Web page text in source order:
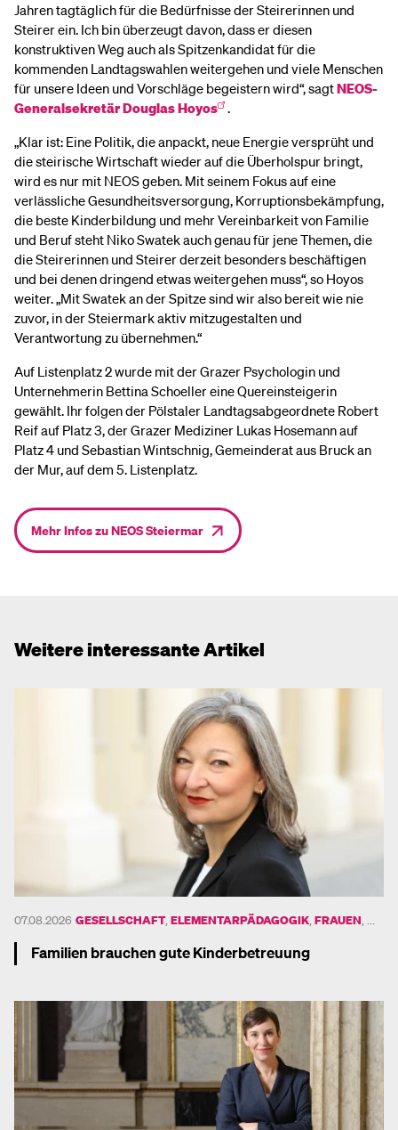
Jahren tagtäglich für die Bedürfnisse der Steirerinnen und
Steirer ein. Ich bin überzeugt davon, dass er diesen
konstruktiven Weg auch als Spitzenkandidat für die
kommenden Landtagswahlen weitergehen und viele Menschen
für unsere Ideen und Vorschläge begeistern wird“, sagtNEOS-
Generalsekretär Douglas Hoyos .
„Klar ist: Eine Politik, die anpackt, neue Energie versprüht und
die steirische Wirtschaft wieder auf die Überholspur bringt,
wird es nur mit NEOS geben. Mit seinem Fokus auf eine
verlässliche Gesundheitsversorgung, Korruptionsbekämpfung,
die beste Kinderbildung und mehr Vereinbarkeit von Familie
und Beruf steht Niko Swatek auch genau für jene Themen, die
die Steirerinnen und Steirer derzeit besonders beschäftigen
und bei denen dringend etwas weitergehen muss“, so Hoyos
weiter. „Mit Swatek an der Spitze sind wir also bereit wie nie
zuvor, in der Steiermark aktiv mitzugestalten und
Verantwortung zu übernehmen.“
Auf Listenplatz 2 wurde mit der Grazer Psychologin und
Unternehmerin Bettina Schoeller eine Quereinsteigerin
gewählt. Ihr folgen der Pölstaler Landtagsabgeordnete Robert
Reif auf Platz 3, der Grazer Mediziner Lukas Hosemann auf
Platz 4 und Sebastian Wintschnig, Gemeinderat aus Bruck an
der Mur, auf dem 5. Listenplatz.
Mehr Infos zu NEOS Steiermar
Weitere interessante Artikel
07.08.2026 GESELLSCHAFT, ELEMENTARPÄDAGOGIK FRAUEN
Familien brauchen gute Kinderbetreuung